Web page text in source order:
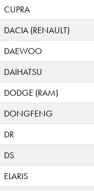
CUPRA
DACIA (RENAULT)
DAEWOO
DAIHATSU
DODGE (RAM)
DONGFENG
DR
DS
ELARIS